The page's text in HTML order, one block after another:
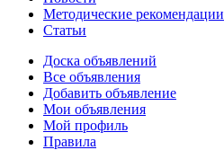
Методические рекомендации
Статьи
Доска объявлений
Все объявления
Добавить объявление
Мои объявления
Мой профиль
Правила